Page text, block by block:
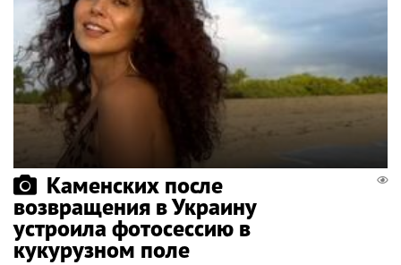
Каменских после
возвращения в Украину
устроила фотосессию в
кукурузном поле